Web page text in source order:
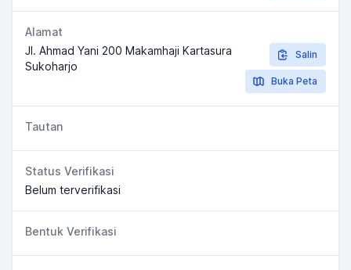
Alamat
Jl. Ahmad Yani 200 Makamhaji Kartasura
Sukoharjo
Salin
Buka Peta
Tautan
Status Verifikasi
Belum terverifikasi
Bentuk Verifikasi